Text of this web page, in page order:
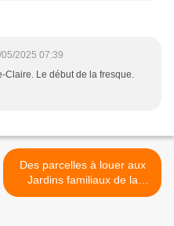
2025 07:39
Claire. Le début de la fresque.
Des parcelles à louer aux
Jardins familiaux de la
Cascade >